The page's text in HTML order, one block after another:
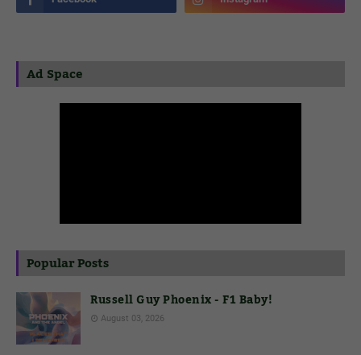
Ad Space
Popular Posts
Russell Guy Phoenix - F1 Baby!
August 03, 2026